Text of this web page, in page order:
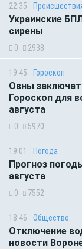
22:35
Украинские
сирены
0 2938
19:45 Гороскоп
Овны
Гороскоп для
августа
0 5970
19:01 Погода
Прогноз
августа
0 7552
18:46 Общество
Отключение
новости